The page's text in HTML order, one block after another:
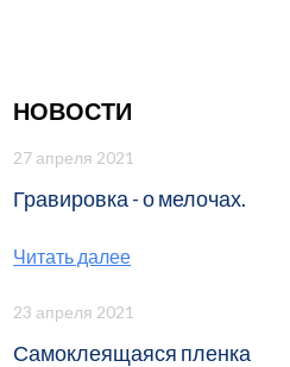
НОВОСТИ
27 апреля 2021
Гравировка - о мелочах.
Читать далее
23 апреля 2021
Самоклеящаяся пленка